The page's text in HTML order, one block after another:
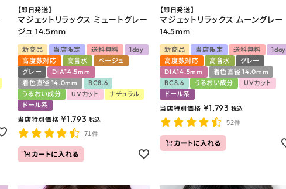
【即日発送】
マジェットリラックス ミュートグレー
ジュ 14.5mm
新商品 当店限定 送料無料
1day
高度数対応
高含水
ベージュ
グレー
DIA14.5mm
着色直径 14.0mm
BC8.6
うるおい成分
UVカット
ナチュラル
ドール系
当店特別価格 ¥1,793 税込
71件
カートに入れる
【即日発送】
マジェットリラックス ムーングレー
14.5mm
新商品 当店限定 送料無料
1day
高度数対応
高含水
グレー
DIA14.5mm
着色直径 14.0mm
BC8.6
うるおい成分
UVカット
ドール系
当店特別価格 ¥1,793 税込
52件
カートに入れる